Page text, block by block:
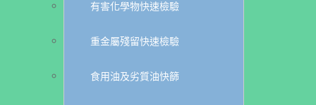
有害化學物快速檢驗
重金屬殘留快速檢驗
食用油及劣質油快篩